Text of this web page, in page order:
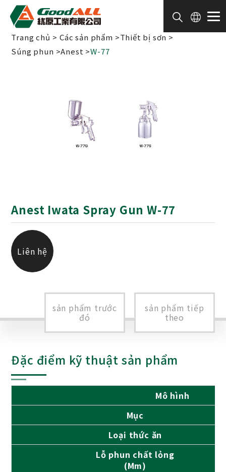
Trang chủ Các sản phẩm
Thiết bị sơn
Súng phun
Anest W-77
Anest Iwata Spray Gun W-77
Liên hệ
chúng tôi
sản phẩm trước
đó
sản phẩm tiếp
theo
Đặc điểm kỹ thuật sản phẩm
Mô hình
Mục
Loại thức ăn
Lỗ phun chất lỏng
(Mm)
Bảng quản lý cookie